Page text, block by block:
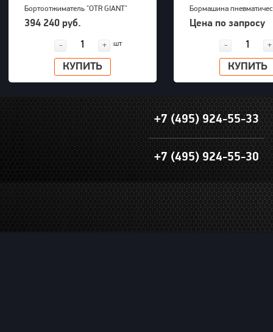
Бортоотжиматель "OTR GIANT"
(39-63") для 5-ти составных
394 240 руб.
- + шт
КУПИТЬ
Бормашина
Kawasaki KPT-26DGBS
Цена по запросу
- +
КУПИТЬ
+7 (495) 924-55-33
+7 (495) 924-55-30